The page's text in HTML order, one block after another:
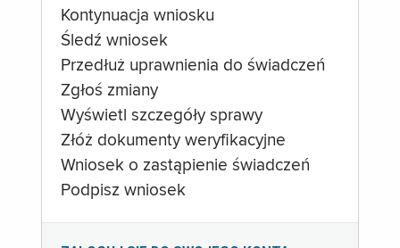
Kontynuacja wniosku
Śledź wniosek
Przedłuż uprawnienia do świadczeń
Zgłoś zmiany
Wyświetl szczegóły sprawy
Złóż dokumenty weryfikacyjne
Wniosek o zastąpienie świadczeń
Podpisz wniosek